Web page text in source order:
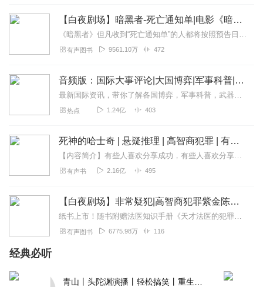
【白夜剧场】暗黑者-死亡通知单|电影《暗杀风暴》原著小说|古天乐、张智霖、吴镇宇主演|周浩晖作品| 高智商犯罪
《暗黑者》但凡收到“死亡通知单”的人都将按照预告日期，被神秘杀手残忍杀害。即使受害人报警，警方布下天罗地网，并对受害人进行贴身保护，神秘杀手照样能在重重埋伏之下...
有声图书 9561.10万 472
音频版：国际大事评论|大国博弈|军事科普|科技讲解
最新国际资讯，带你了解各国博弈，军事科普，武器博览。本专辑为听风的蚕原创专辑，本专辑将为您介绍军事科普和国际动态和热点大事，通过独家解读，为您理清热点之下的脉络...
热点 1.24亿 403
死神的哈士奇 | 悬疑推理 | 高智商犯罪 | 有声的紫襟
【内容简介】有些人喜欢分享成功，有些人喜欢分享心情，可我认识一个人，他分享的是死亡！我追查了他七年，甚至连他名字都不知道，亦如他在笔记中写下的独白。高智商怪物与...
有声书 2.16亿 495
【白夜剧场】非常疑犯|高智商犯罪紫金陈、余罪常书欣推荐
纸书上市！随书附赠法医知识手册《天才法医的犯罪心理课》...
有声图书 6775.98万 116
经典必听